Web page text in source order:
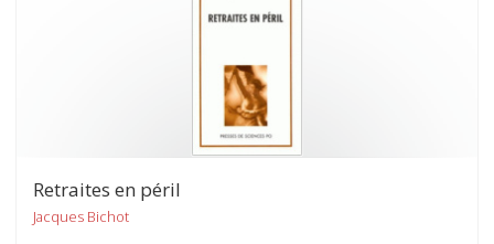
Retraites en péril
Jacques Bichot